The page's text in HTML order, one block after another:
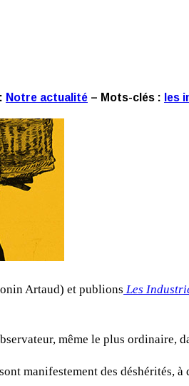
Notre actualité – Mots-clés : les
Artaud) et publions Les
même le plus ordinaire,
manifestement des déshérités, à